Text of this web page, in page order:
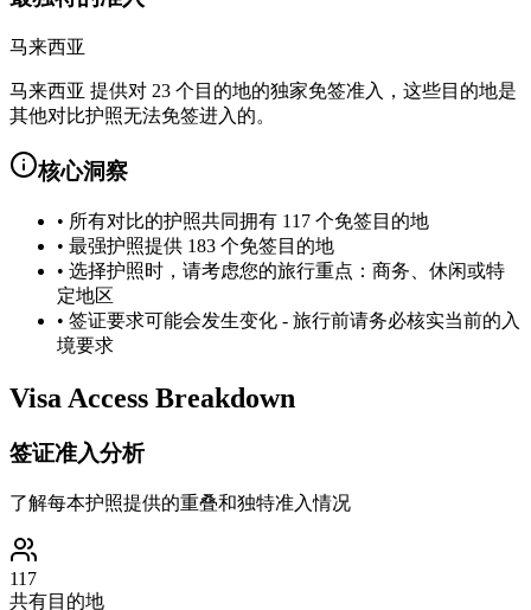
马来西亚
马来西亚 提供对 23 个目的地的独家免签准入，这些目的地是
其他对比护照无法免签进入的。
核心洞察
• 所有对比的护照共同拥有 117 个免签目的地
• 最强护照提供 183 个免签目的地
• 选择护照时，请考虑您的旅行重点：商务、休闲或特
定地区
• 签证要求可能会发生变化 - 旅行前请务必核实当前的入
境要求
Visa Access Breakdown
签证准入分析
了解每本护照提供的重叠和独特准入情况
117
共有目的地